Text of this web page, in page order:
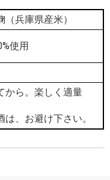
兵庫県産米）
使用
から。楽しく適量
、お避け下さい。